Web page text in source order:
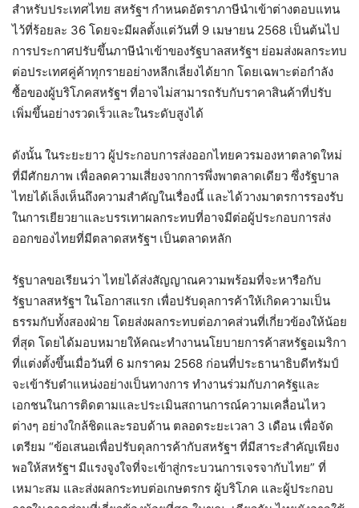
สำหรับประเทศไทย สหรัฐฯ กำหนดอัตราภาษีนำเข้าต่างตอบแทน
ไว้ที่ร้อยละ 36 โดยจะมีผลตั้งแต่วันที่ 9 เมษายน 2568 เป็นต้นไป
การประกาศปรับขึ้นภาษีนำเข้าของรัฐบาลสหรัฐฯ ย่อมส่งผลกระทบ
ต่อประเทศคู่ค้าทุกรายอย่างหลีกเลี่ยงได้ยาก โดยเฉพาะต่อกำลัง
ซื้อของผู้บริโภคสหรัฐฯ ที่อาจไม่สามารถรับกับราคาสินค้าที่ปรับ
เพิ่มขึ้นอย่างรวดเร็วและในระดับสูงได้
ดังนั้น ในระยะยาว ผู้ประกอบการส่งออกไทยควรมองหาตลาดใหม่
ที่มีศักยภาพ เพื่อลดความเสี่ยงจากการพึ่งพาตลาดเดียว ซึ่งรัฐบาล
ไทยได้เล็งเห็นถึงความสำคัญในเรื่องนี้ และได้วางมาตรการรองรับ
ในการเยียวยาและบรรเทาผลกระทบที่อาจมีต่อผู้ประกอบการส่ง
ออกของไทยที่มีตลาดสหรัฐฯ เป็นตลาดหลัก
รัฐบาลขอเรียนว่า ไทยได้ส่งสัญญาณความพร้อมที่จะหารือกับ
รัฐบาลสหรัฐฯ ในโอกาสแรก เพื่อปรับดุลการค้าให้เกิดความเป็น
ธรรมกับทั้งสองฝ่าย โดยส่งผลกระทบต่อภาคส่วนที่เกี่ยวข้องให้น้อย
ที่สุด โดยได้มอบหมายให้คณะทำงานนโยบายการค้าสหรัฐอเมริกา
ที่แต่งตั้งขึ้นเมื่อวันที่ 6 มกราคม 2568 ก่อนที่ประธานาธิบดีทรัมป์
จะเข้ารับตำแหน่งอย่างเป็นทางการ ทำงานร่วมกับภาครัฐและ
เอกชนในการติดตามและประเมินสถานการณ์ความเคลื่อนไหว
ต่างๆ อย่างใกล้ชิดและรอบด้าน ตลอดระยะเวลา 3 เดือน เพื่อจัด
เตรียม “ข้อเสนอเพื่อปรับดุลการค้ากับสหรัฐฯ ที่มีสาระสำคัญเพียง
พอให้สหรัฐฯ มีแรงจูงใจที่จะเข้าสู่กระบวนการเจรจากับไทย” ที่
เหมาะสม และส่งผลกระทบต่อเกษตรกร ผู้บริโภค และผู้ประกอบ